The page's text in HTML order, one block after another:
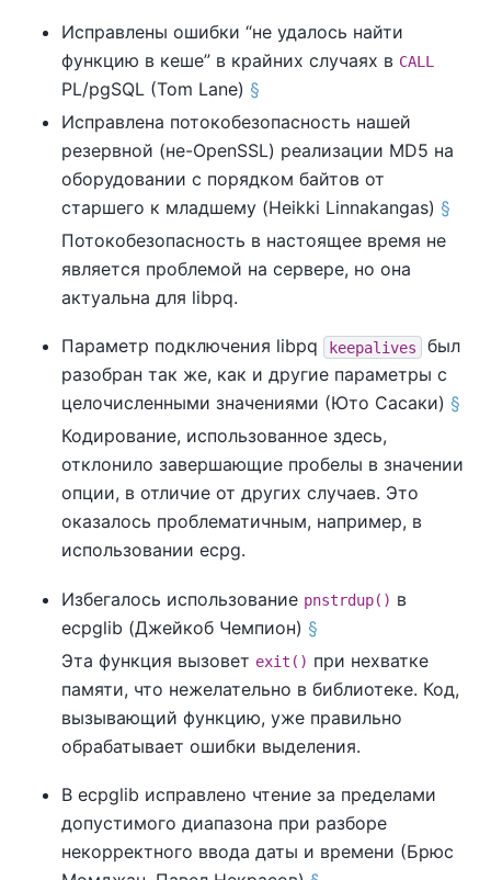
Исправлены ошибки “не удалось найти
функцию в кеше” в крайних случаях в CALL
PL/pgSQL (Tom Lane) §
Исправлена потокобезопасность нашей
резервной (не-OpenSSL) реализации MD5 на
оборудовании с порядком байтов от
старшего к младшему (Heikki Linnakangas) §
Потокобезопасность в настоящее время не
является проблемой на сервере, но она
актуальна для libpq.
Параметр подключения libpq keepalives
был
разобран так же, как и другие параметры с
целочисленными значениями (Юто Сасаки) §
Кодирование, использованное здесь,
отклонило завершающие пробелы в значении
опции, в отличие от других случаев. Это
оказалось проблематичным, например, в
использовании ecpg.
Избегалось использование pnstrdup() в
ecpglib (Джейкоб Чемпион) §
Эта функция вызовет exit() при нехватке
памяти, что нежелательно в библиотеке. Код,
вызывающий функцию, уже правильно
обрабатывает ошибки выделения.
В ecpglib исправлено чтение за пределами
допустимого диапазона при разборе
некорректного ввода даты и времени (Брюс